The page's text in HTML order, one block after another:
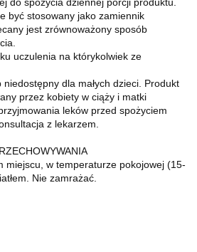
być stosowany jako zamiennik
jest zrównoważony sposób
uczulenia na którykolwiek ze
dla małych dzieci. Produkt
przez kobiety w ciąży i matki
leków przed spożyciem
z lekarzem.
miejscu, w temperaturze pokojowej (15-
Nie zamrażać.